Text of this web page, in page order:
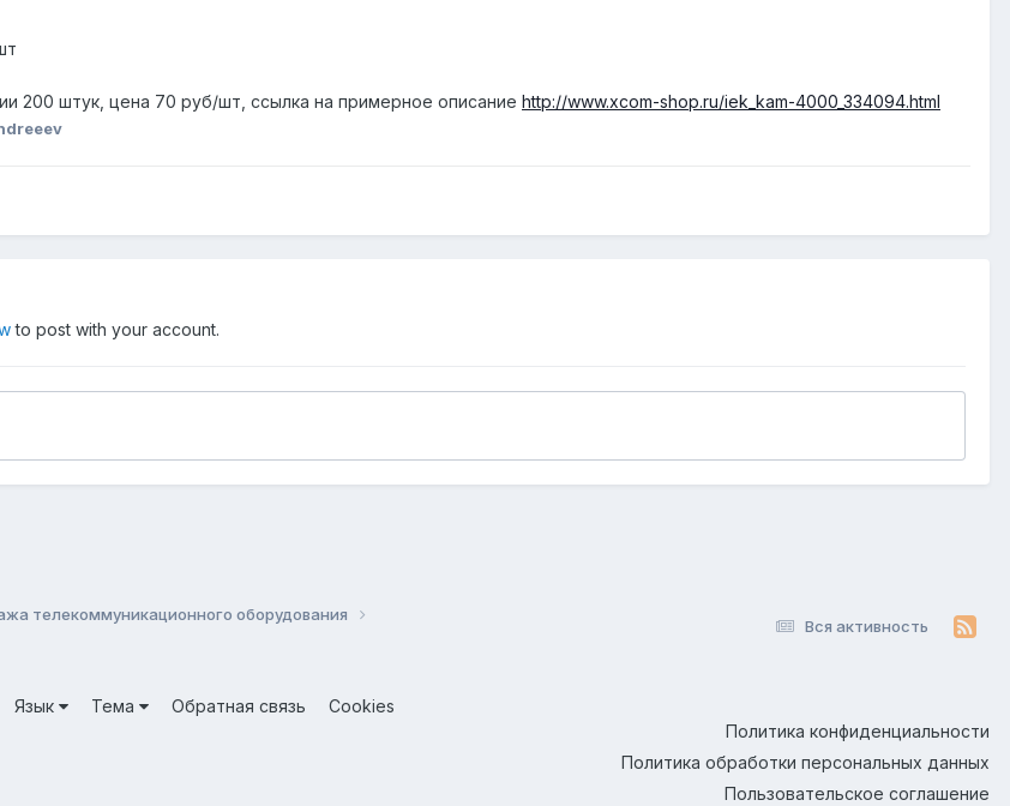
200 штук, цена 70 руб/шт, ссылка на примерное описание http://www.xcom-shop.ru/iek_kam-4000_334094.html
to post with your account.
Вся активность
телекоммуникационного оборудования
Язык Тема Обратная связь
Cookies
Политика конфиденциальности
Политика обработки персональных данных
Пользовательское соглашение